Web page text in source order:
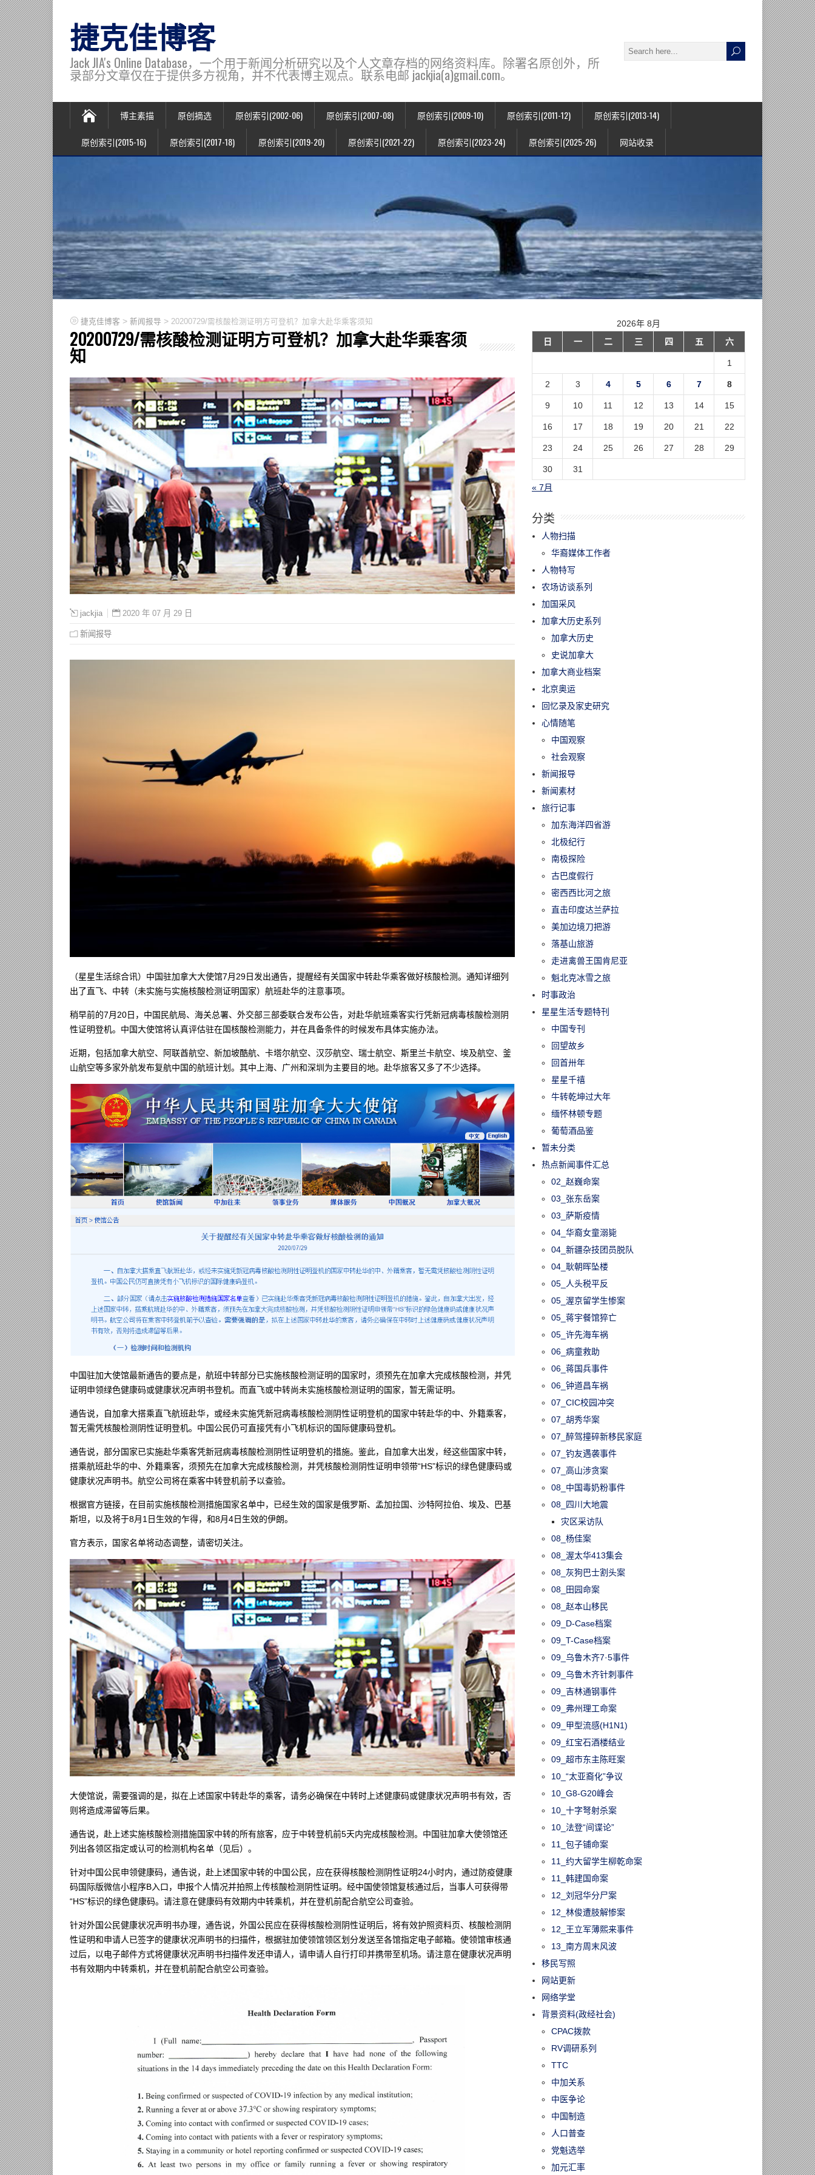
捷克佳博客
Jack JIA's Online Database，一个用于新闻分析研究以及个人文章存档的网络资料库。除署名原创外，所
录部分文章仅在于提供多方视角，并不代表博主观点。联系电邮 jackjia(a)gmail.com。
博主素描 原创摘选 原创索引(2002-06) 原创索引(2007-08) 原创索引(2009-10) 原创索引(2011-12) 原创索引(2013-14)
原创索引(2015-16) 原创索引(2017-18) 原创索引(2019-20) 原创索引(2021-22) 原创索引(2023-24) 原创索引(2025-26) 网站收录
捷克佳博客 > 新闻报导 > 20200729/需核酸检测证明方可登机？加拿大赴华乘客须知
20200729/需核酸检测证明方可登机？加拿大赴华乘客须
知
jackjia 2020 年 07 月 29 日
新闻报导
（星星生活综合讯）中国驻加拿大大使馆7月29日发出通告，提醒经有关国家中转赴华乘客做好核酸检测。通知详细列
出了直飞、中转（未实施与实施核酸检测证明国家）航班赴华的注意事项。
稍早前的7月20日，中国民航局、海关总署、外交部三部委联合发布公告，对赴华航班乘客实行凭新冠病毒核酸检测阴
性证明登机。中国大使馆将认真评估驻在国核酸检测能力，并在具备条件的时候发布具体实施办法。
近期，包括加拿大航空、阿联酋航空、新加坡酷航、​卡塔尔航空、汉莎航空、瑞士航空、斯里兰卡航空、埃及航空、釜
山航空等多家外航发布复航中国的航班计划。其中上海、广州和深圳为主要目的地。赴华旅客又多了不少选择。
中国驻加大使馆最新通告的要点是，航班中转部分已实施核酸检测证明的国家时，须预先在加拿大完成核酸检测，并凭
证明申领绿色健康码或健康状况声明书登机。而直飞或中转尚未实施核酸检测证明的国家，暂无需证明。
通告说，自加拿大搭乘直飞航班赴华，或经未实施凭新冠病毒核酸检测阴性证明登机的国家中转赴华的中、外籍乘客，
暂无需凭核酸检测阴性证明登机。中国公民仍可直接凭有小飞机标识的国际健康码登机。
通告说，部分国家已实施赴华乘客凭新冠病毒核酸检测阴性证明登机的措施。鉴此，自加拿大出发，经这些国家中转，
搭乘航班赴华的中、外籍乘客，须预先在加拿大完成核酸检测，并凭核酸检测阴性证明申领带“HS”标识的绿色健康码或
健康状况声明书。航空公司将在乘客中转登机前予以查验。
根据官方链接，在目前实施核酸检测措施国家名单中，已经生效的国家是俄罗斯、孟加拉国、沙特阿拉伯、埃及、巴基
斯坦，以及将于8月1日生效的乍得，和8月4日生效的伊朗。
官方表示，国家名单将动态调整，请密切关注。
大使馆说，需要强调的是，拟在上述国家中转赴华的乘客，请务必确保在中转时上述健康码或健康状况声明书有效，否
则将造成滞留等后果。
通告说，赴上述实施核酸检测措施国家中转的所有旅客，应于中转登机前5天内完成核酸检测。中国驻加拿大使领馆还
列出各领区指定或认可的检测机构名单（见后）。
针对中国公民申领健康码，通告说，赴上述国家中转的中国公民，应在获得核酸检测阴性证明24小时内，通过防疫健康
码国际版微信小程序B入口，申报个人情况并拍照上传核酸检测阴性证明。经中国使领馆复核通过后，当事人可获得带
“HS”标识的绿色健康码。请注意在健康码有效期内中转乘机，并在登机前配合航空公司查验。
针对外国公民健康状况声明书办理，通告说，外国公民应在获得核酸检测阴性证明后，将有效护照资料页、核酸检测阴
性证明和申请人已签字的健康状况声明书的扫描件，根据驻加使领馆领区划分发送至各馆指定电子邮箱。使领馆审核通
过后，以电子邮件方式将健康状况声明书扫描件发还申请人，请申请人自行打印并携带至机场。请注意在健康状况声明
书有效期内中转乘机，并在登机前配合航空公司查验。
2026年 8月
日
一 二 三 四 五 六
1
2 3 4 5 6 7 8
9 10 11 12 13 14 15
16 17 18 19 20 21 22
23 24 25 26 27 28 29
30
31
« 7月
分类
人物扫描
华裔媒体工作者
人物特写
农场访谈系列
加国采风
加拿大历史系列
加拿大历史
史说加拿大
加拿大商业档案
北京奥运
回忆录及家史研究
心情随笔
中国观察
社会观察
新闻报导
新闻素材
旅行记事
加东海洋四省游
北极纪行
南极探险
古巴度假行
密西西比河之旅
直击印度达兰萨拉
美加边境刀把游
落基山旅游
走进禽兽王国肯尼亚
魁北克冰雪之旅
时事政治
星星生活专题特刊
中国专刊
回望故乡
回首卅年
星星千禧
牛转乾坤过大年
缅怀林顿专题
葡萄酒品鉴
暂未分类
热点新闻事件汇总
02_赵巍命案
03_张东岳案
03_萨斯疫情
04_华裔女童溺毙
04_新疆杂技团员脱队
04_耿朝晖坠楼
05_人头税平反
05_渥京留学生惨案
05_蒋宇餐馆猝亡
05_许先海车祸
06_病童救助
06_蒋国兵事件
06_钟道昌车祸
07_CIC校园冲突
07_胡秀华案
07_醉驾撞碎新移民家庭
07_钓友遇袭事件
07_高山涉贪案
08_中国毒奶粉事件
08_四川大地震
灾区采访队
08_杨佳案
08_渥太华413集会
08_灰狗巴士割头案
08_田园命案
08_赵本山移民
09_D-Case档案
09_T-Case档案
09_乌鲁木齐7·5事件
09_乌鲁木齐针刺事件
09_吉林通钢事件
09_弗州理工命案
09_甲型流感(H1N1)
09_红宝石酒楼结业
09_超市东主陈旺案
10_“太亚裔化”争议
10_G8-G20峰会
10_十字弩射杀案
10_法登“间谍论”
11_包子铺命案
11_约大留学生柳乾命案
11_韩建国命案
12_刘冠华分尸案
12_林俊遭肢解惨案
12_王立军薄熙来事件
13_南方周末风波
移民写照
网站更新
网络学堂
背景资料(政经社会)
CPAC拨款
RV调研系列
TTC
中加关系
中医争论
中国制造
人口普查
党魁选举
加元汇率